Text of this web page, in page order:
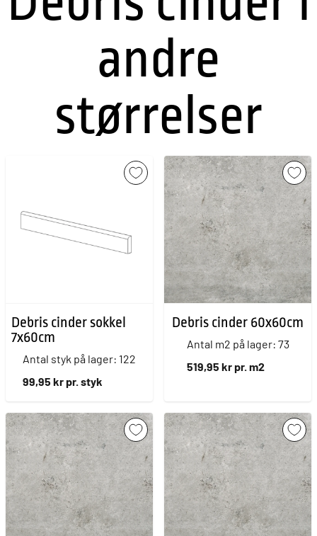
andre
størrelser
Debris cinder sokkel
7x60cm
Antal styk på lager: 122
99,95 kr pr. styk
Debris cinder 60x60cm
Antal m2 på lager: 73
519,95 kr pr. m2